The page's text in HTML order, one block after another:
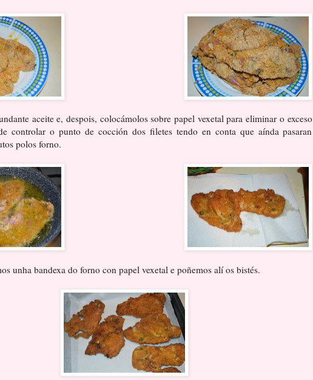
aceite e, despois, colocámolos sobre papel vexetal para eliminar o exceso
controlar o punto de cocción dos filetes tendo en conta que aínda pasaran
polos forno.
unha bandexa do forno con papel vexetal e poñemos alí os bistés.